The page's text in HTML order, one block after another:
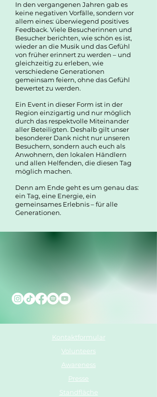
In den vergangenen Jahren gab es
keine negativen Vorfälle, sondern vor
allem eines: überwiegend positives
Feedback. Viele Besucherinnen und
Besucher berichten, wie schön es ist,
wieder an die Musik und das Gefühl
von früher erinnert zu werden – und
gleichzeitig zu erleben, wie
verschiedene Generationen
gemeinsam feiern, ohne das Gefühl
bewertet zu werden.
Ein Event in dieser Form ist in der
Region einzigartig und nur möglich
durch das respektvolle Miteinander
aller Beteiligten. Deshalb gilt unser
besonderer Dank nicht nur unseren
Besuchern, sondern auch euch als
Anwohnern, den lokalen Händlern
und allen Helfenden, die diesen Tag
möglich machen.
Denn am Ende geht es um genau das:
ein Tag, eine Energie, ein
gemeinsames Erlebnis – für alle
Generationen.
Kontaktformular
Volunteers
Awareness
Presse
Standfläche